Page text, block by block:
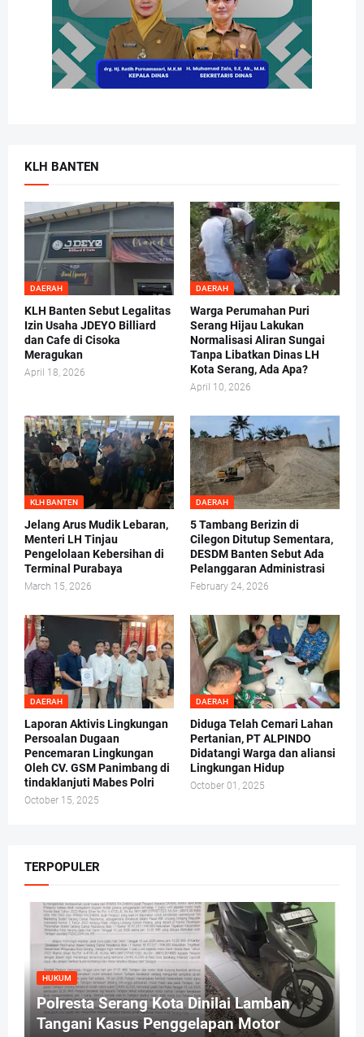
KLH BANTEN
DAERAH
KLH Banten Sebut Legalitas
Izin Usaha JDEYO Billiard
dan Cafe di Cisoka
Meragukan
April 18, 2026
DAERAH
Warga Perumahan Puri
Serang Hijau Lakukan
Normalisasi Aliran Sungai
Tanpa Libatkan Dinas LH
Kota Serang, Ada Apa?
April 10, 2026
KLH BANTEN
Jelang Arus Mudik Lebaran,
Menteri LH Tinjau
Pengelolaan Kebersihan di
Terminal Purabaya
March 15, 2026
DAERAH
5 Tambang Berizin di
Cilegon Ditutup Sementara,
DESDM Banten Sebut Ada
Pelanggaran Administrasi
February 24, 2026
DAERAH
Laporan Aktivis Lingkungan
Persoalan Dugaan
Pencemaran Lingkungan
Oleh CV. GSM Panimbang di
tindaklanjuti Mabes Polri
October 15, 2025
DAERAH
Diduga Telah Cemari Lahan
Pertanian, PT ALPINDO
Didatangi Warga dan aliansi
Lingkungan Hidup
October 01, 2025
TERPOPULER
HUKUM
Polresta Serang Kota Dinilai Lamban
Tangani Kasus Penggelapan Motor